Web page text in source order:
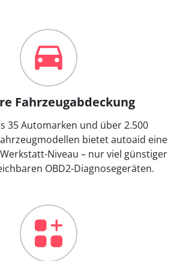
Fahrzeugabdeckung
35 Automarken und über 2.500
bietet autoaid eine
Niveau – nur viel günstiger
OBD2-Diagnosegeräten.